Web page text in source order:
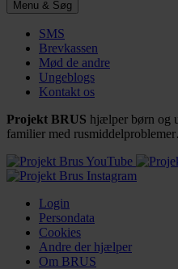
Menu & Søg
SMS
Brevkassen
Mød de andre
Ungeblogs
Kontakt os
Projekt BRUS hjælper børn og
familier med
Login
Persondata
Cookies
Andre der hjælper
Om BRUS